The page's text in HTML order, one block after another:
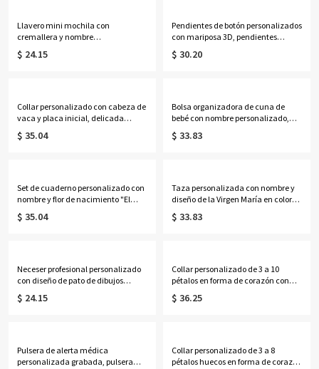
Llavero mini mochila con
cremallera y nombre
personalizado, estuche
organizador de auriculares de
$ 24.15
Pendientes de botón personalizados
con mariposa 3D, pendientes
delicados de plata de ley 925,
regalos de cumpleaños/Día de la
$ 30.20
Collar personalizado con cabeza de
vaca y placa inicial, delicada
joyería occidental de inspiración
navajo, regalo de
$ 35.04
Bolsa organizadora de cuna de
bebé con nombre personalizado,
bolsa de almacenamiento colgante
de algodón para guardería, bolsillo
$ 33.83
Set de cuaderno personalizado con
nombre y flor de nacimiento "El
Nuevo Capítulo", cuaderno A5 de
piel sintética y bolígrafo, regalo de
$ 35.04
Taza personalizada con nombre y
diseño de la Virgen María en color
lavanda, taza de cerámica bicolor
de 325 ml/444 ml para café o té con
$ 33.83
Neceser profesional personalizado
con diseño de pato de dibujos
animados, neceser transparente de
PVC, ideal para fiestas, vacaciones o
$ 24.15
Collar personalizado de 3 a 10
pétalos en forma de corazón con
piedras de nacimiento y nombres,
delicada joyería floral familiar,
$ 36.25
Pulsera de alerta médica
personalizada grabada, pulsera
Collar personalizado de 3 a 8
pétalos huecos en forma de corazón